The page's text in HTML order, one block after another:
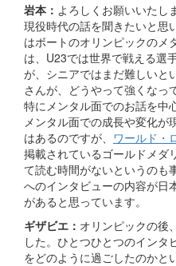
岩本： よろしくお願いいたし
現役時代の話を聞きたいと思
はボートのオリンピックのメ
は、U23では世界で戦える選
が、シニアではまだ難しいと
さんが、どうやって強くなっ
特にメンタル面でのお話を中
メンタル面での成長や変化
はあるのですが、 ワールド・
掲載されているゴールドメダ
て読む時間がないというのも
へのインタビューの内容が日
があると思っています。
ギザビエ： オリンピックの後
した。ひとつひとつのイン
をどのように過ごしたのかと